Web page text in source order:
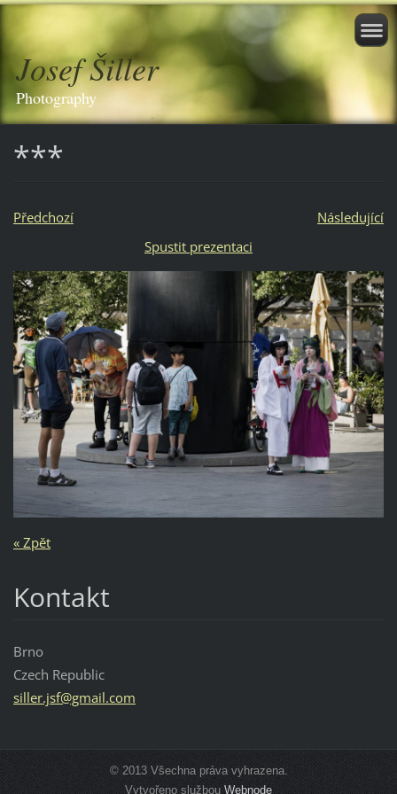
Josef Šiller
Photography
***
Předchozí
Následující
Spustit prezentaci
« Zpět
Kontakt
Brno
Czech Republic
siller.jsf@gmail.com
© 2013 Všechna práva vyhrazena.
Vytvořeno službouWebnode